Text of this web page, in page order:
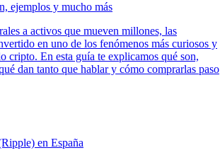
ejemplos y mucho más
a activos que mueven millones, las
en uno de los fenómenos más curiosos y
cripto. En esta guía te explicamos qué son,
dan tanto que hablar y cómo comprarlas paso
en España